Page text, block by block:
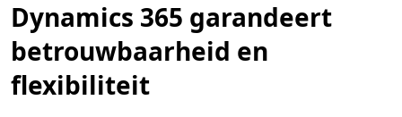
Dynamics 365 garandeert
betrouwbaarheid en
flexibiliteit